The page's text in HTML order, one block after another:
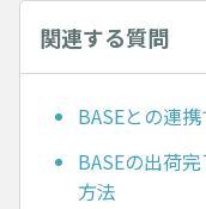
関連する質問
BASEとの連
BASEの出荷
方法